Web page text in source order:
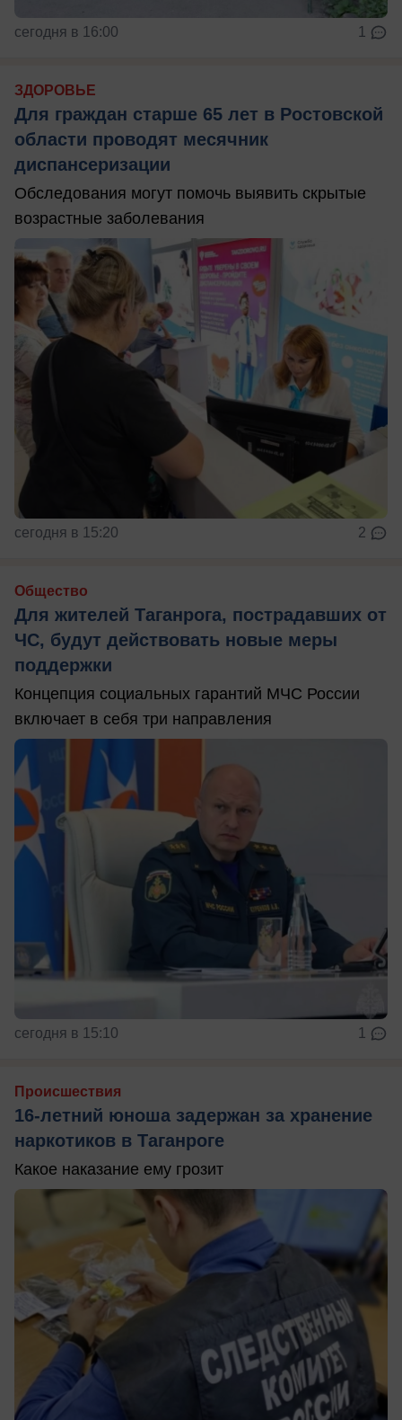
сегодня в 16:00 1
ЗДОРОВЬЕ
Для граждан старше 65 лет в Ростовской
области проводят месячник
диспансеризации
Обследования могут помочь выявить скрытые
возрастные заболевания
сегодня в 15:20 2
Общество
Для жителей Таганрога, пострадавших от
ЧС, будут действовать новые меры
поддержки
Концепция социальных гарантий МЧС России
включает в себя три направления
сегодня в 15:10 1
Происшествия
16-летний юноша задержан за хранение
наркотиков в Таганроге
Какое наказание ему грозит